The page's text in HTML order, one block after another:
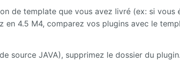
de template que vous avez livré (ex: si vous
en 4.5 M4, comparez vos plugins avec le
source JAVA), supprimez le dossier du plugin.